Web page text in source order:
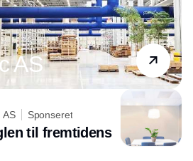
AS
AS Sponseret
til fremtidens